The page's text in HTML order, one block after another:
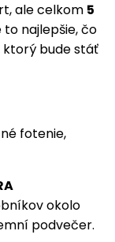
ale celkom 5
to najlepšie, čo
ktorý bude stáť
fotenie,
okolo
podvečer.